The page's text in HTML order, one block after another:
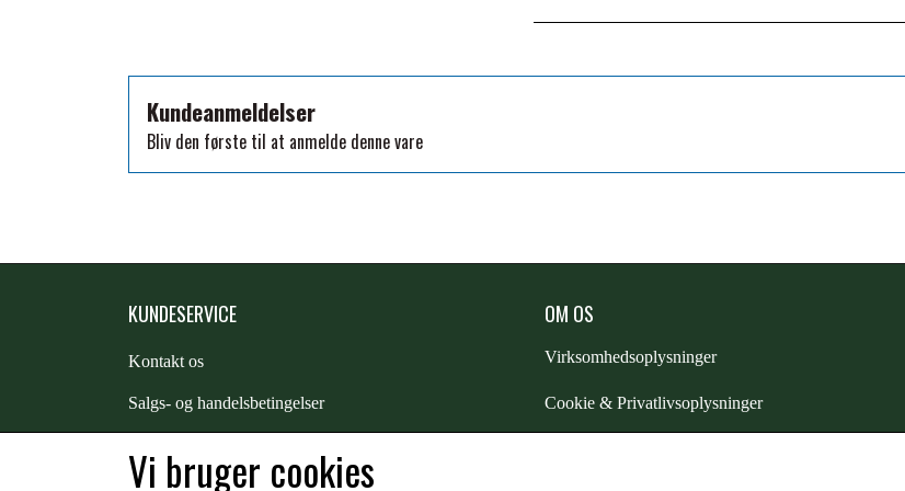
WALSH
Kundeanmeldelser
Bliv den første til at anmelde denne vare
KUNDESERVICE
Kontakt os
Salgs- og handelsbetingelser
Kunde login
OM OS
Virksomhedsoplysninger
Cookie & Privatlivsoplysninger
Vi bruger cookies